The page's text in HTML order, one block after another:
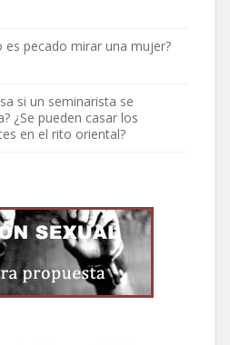
es pecado mirar una mujer?
si un seminarista se
¿Se pueden casar los
en el rito oriental?